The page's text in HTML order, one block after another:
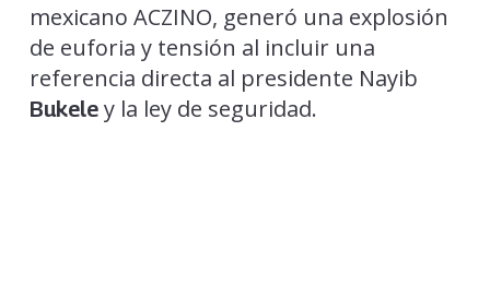
mexicano ACZINO, generó una explosión
de euforia y tensión al incluir una
referencia directa al presidente Nayib
Bukeley la ley de seguridad.